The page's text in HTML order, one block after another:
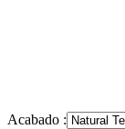
Acabado :